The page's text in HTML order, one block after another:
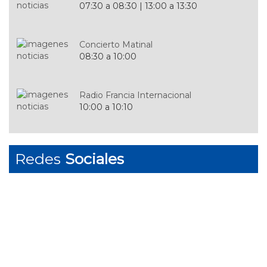
07:30 a 08:30 | 13:00 a 13:30
Concierto Matinal
08:30 a 10:00
Radio Francia Internacional
10:00 a 10:10
Música a la Carta
10:20 a 12:00
Redes Sociales